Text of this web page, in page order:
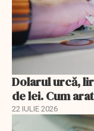
Dolarul urcă,
de lei. Cum
22 IULIE 2026